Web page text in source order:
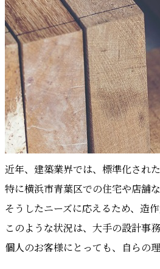
近年、建築業界では、標準化され
特に横浜市青葉区での住宅や店舗
そうしたニーズに応えるため、造
このような状況は、大手の設計事
個人のお客様にとっても、自らの